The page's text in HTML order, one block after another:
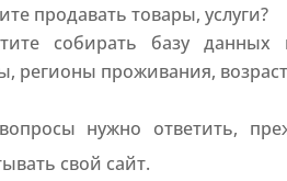
продавать товары, услуги?
собирать базу данных
регионы проживания,
нужно ответить,
свой сайт.